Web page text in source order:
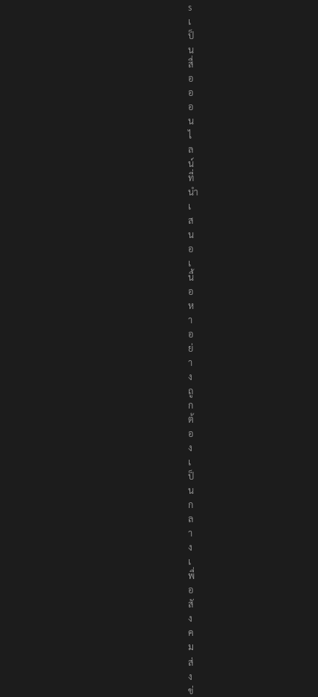
s
เ
ป็
น
สื่
อ
อ
อ
น
ไ
ล
น์
ที่
นำ
เ
ส
น
อ
เ
นื้
อ
ห
า
อ
ย่
า
ง
ถู
ก
ต้
อ
ง
เ
ป็
น
ก
ล
า
ง
เ
พื่
อ
สั
ง
ค
ม
ส่
ง
ข่